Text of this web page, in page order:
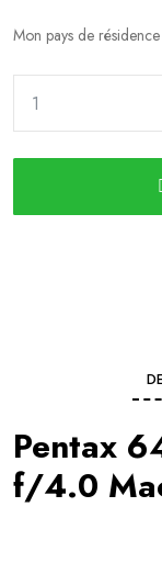
Mon pays de résidence
Pentax
f/4.0